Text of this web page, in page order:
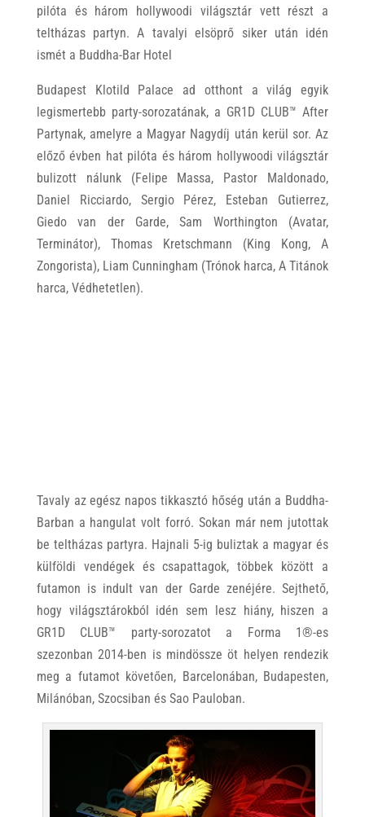
pilóta és három hollywoodi világsztár vett részt a
teltházas partyn. A tavalyi elsöprő siker után idén
ismét a Buddha-Bar Hotel
Budapest Klotild Palace ad otthont a világ egyik
legismertebb party-sorozatának, a GR1D CLUB™ After
Partynak, amelyre a Magyar Nagydíj után kerül sor. Az
előző évben hat pilóta és három hollywoodi világsztár
bulizott nálunk (Felipe Massa, Pastor Maldonado,
Daniel Ricciardo, Sergio Pérez, Esteban Gutierrez,
Giedo van der Garde, Sam Worthington (Avatar,
Terminátor), Thomas Kretschmann (King Kong, A
Zongorista), Liam Cunningham (Trónok harca, A Titánok
harca, Védhetetlen).
Tavaly az egész napos tikkasztó hőség után a Buddha-
Barban a hangulat volt forró. Sokan már nem jutottak
be teltházas partyra. Hajnali 5-ig buliztak a magyar és
külföldi vendégek és csapattagok, többek között a
futamon is indult van der Garde zenéjére. Sejthető,
hogy világsztárokból idén sem lesz hiány, hiszen a
GR1D CLUB™ party-sorozatot a Forma 1®-es
szezonban 2014-ben is mindössze öt helyen rendezik
meg a futamot követően, Barcelonában, Budapesten,
Milánóban, Szocsiban és Sao Pauloban.